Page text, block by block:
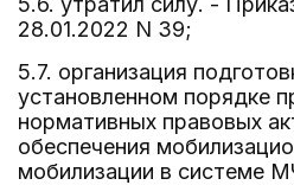
28.01.2022 N 39;
5.7. организация
установленном порядке
нормативных правовых
обеспечения
мобилизации в системе